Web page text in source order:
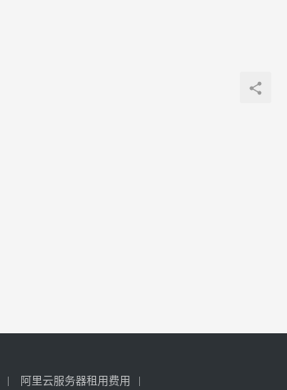
阿里云服务器租用费用